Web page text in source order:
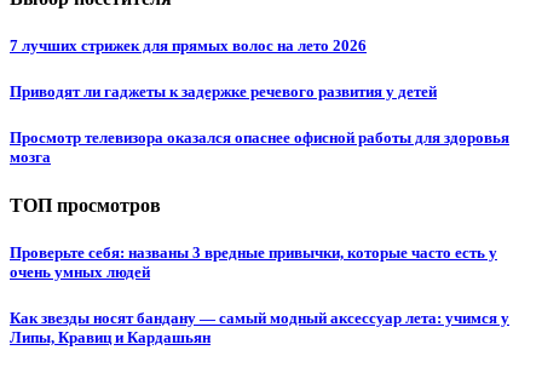
7 лучших стрижек для прямых волос на лето 2026
Приводят ли гаджеты к задержке речевого развития у детей
Просмотр телевизора оказался опаснее офисной работы для здоровья
мозга
ТОП просмотров
Проверьте себя: названы 3 вредные привычки, которые часто есть у
очень умных людей
Как звезды носят бандану — самый модный аксессуар лета: учимся у
Липы, Кравиц и Кардашьян